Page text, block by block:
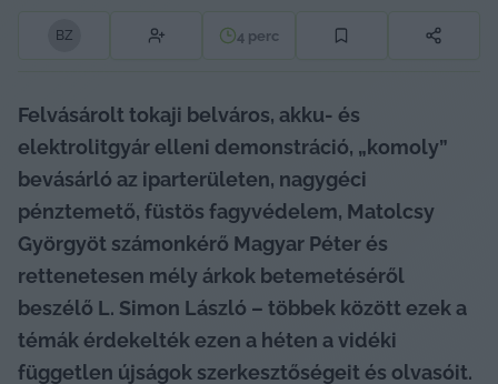
BZ 4 perc
Felvásárolt tokaji belváros, akku- és
elektrolitgyár elleni demonstráció, „komoly”
bevásárló az iparterületen, nagygéci
pénztemető, füstös fagyvédelem, Matolcsy
Györgyöt számonkérő Magyar Péter és
rettenetesen mély árkok betemetéséről
beszélő L. Simon László – többek között ezek a
témák érdekelték ezen a héten a vidéki
független újságok szerkesztőségeit és olvasóit.